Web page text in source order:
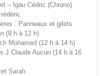
– Igau Cédric (Chrono)
: Panneaux et gilets
(9 h à 12 h)
Mohamed (12 h à 14 h)
J.Claude Aucun (14 h à 16
Sarah